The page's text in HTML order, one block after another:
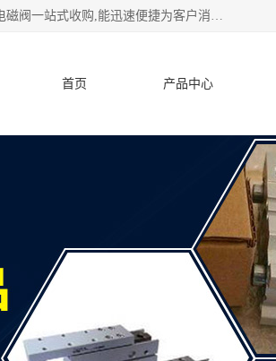
深圳市宝安区诚芯源电子商行 主要从事：回收SMC价格、回收SMC气动元件、收购SMC电磁阀一站式收购,能迅速便捷为客户消化库存、减少仓储、回笼资金，我们交易灵活方便，现金支付，价格优势合理，在业务方面赢得广大客户的一致好评 热情欢迎有库存需要处理的客户 请尽快联系我们
首页 产品中心